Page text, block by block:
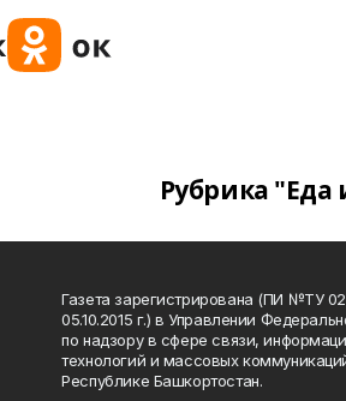
Рубрика
Газета зарегистрирована (ПИ №ТУ
05.10.2015 г.) в Управлении
по надзору в сфере связи,
технологий и массовых
Республике Башкортостан.